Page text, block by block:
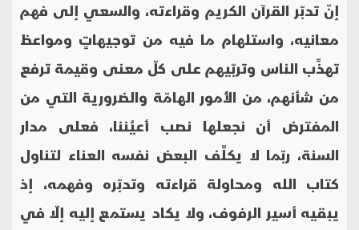
إنّ تدبّر القرآن الكريم وقراءته، والسعي إلى فهم
معانيه، واستلهام ما فيه من توجيهاتٍ ومواعظ
تهذِّب الناس وتربّيهم على كلّ معنى وقيمة ترفع
من شأنهم، من الأُمور الهامّة والضرورية التي من
المفترض أن نجعلها نصب أعيُننا، فعلى مدار
السنة، ربّما لا يكلِّف البعض نفسه العناء لتناول
كتاب الله ومحاولة قراءته وتدبّره وفهمه، إذ
يبقيه أسير الرفوف، ولا يكاد يستمع إليه إلّا في